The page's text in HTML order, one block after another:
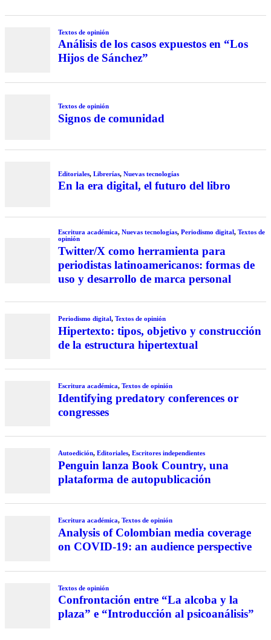
Textos de opinión
Análisis de los casos expuestos en “Los
Hijos de Sánchez”
Textos de opinión
Signos de comunidad
Editoriales, Librerías, Nuevas tecnologías
En la era digital, el futuro del libro
Escritura académica, Nuevas tecnologías, Periodismo digital, Textos de
opinión
Twitter/X como herramienta para
periodistas latinoamericanos: formas de
uso y desarrollo de marca personal
Periodismo digital, Textos de opinión
Hipertexto: tipos, objetivo y construcción
de la estructura hipertextual
Escritura académica, Textos de opinión
Identifying predatory conferences or
congresses
Autoedición, Editoriales, Escritores independientes
Penguin lanza Book Country, una
plataforma de autopublicación
Escritura académica, Textos de opinión
Analysis of Colombian media coverage
on COVID-19: an audience perspective
Textos de opinión
Confrontación entre “La alcoba y la
plaza” e “Introducción al psicoanálisis”